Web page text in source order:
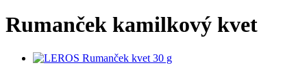
Rumanček kamilkový kvet